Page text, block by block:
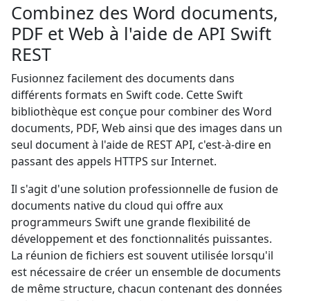
Combinez des Word documents,
PDF et Web à l'aide de API Swift
REST
Fusionnez facilement des documents dans
différents formats en Swift code. Cette Swift
bibliothèque est conçue pour combiner des Word
documents, PDF, Web ainsi que des images dans un
seul document à l'aide de REST API, c'est-à-dire en
passant des appels HTTPS sur Internet.
Il s'agit d'une solution professionnelle de fusion de
documents native du cloud qui offre aux
programmeurs Swift une grande flexibilité de
développement et des fonctionnalités puissantes.
La réunion de fichiers est souvent utilisée lorsqu'il
est nécessaire de créer un ensemble de documents
de même structure, chacun contenant des données